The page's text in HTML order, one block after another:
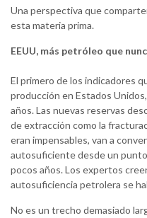
Una perspectiva que
esta materia prima.
EEUU, más petróleo que
El primero de los indicadores
producción en Estados
años. Las nuevas reservas
de extracción como la
eran impensables, van a
autosuficiente desde un
pocos años. Los expertos
autosuficiencia petrolera se
No es un trecho demasiado